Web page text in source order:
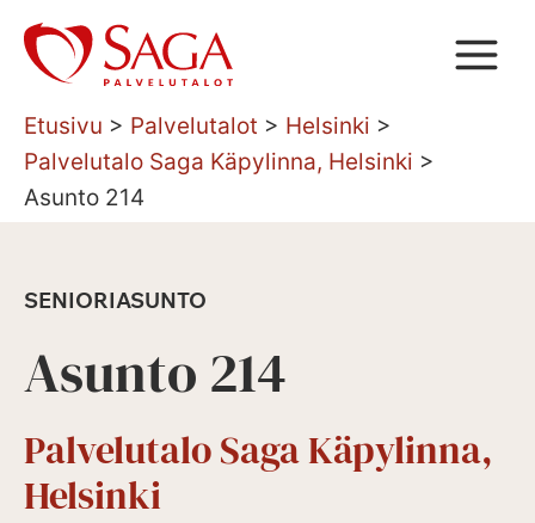
Siirry
sisältöön
Etusivu > Palvelutalot > Helsinki >
Palvelutalo Saga Käpylinna, Helsinki >
Asunto 214
SENIORIASUNTO
Asunto 214
Palvelutalo Saga Käpylinna,
Helsinki